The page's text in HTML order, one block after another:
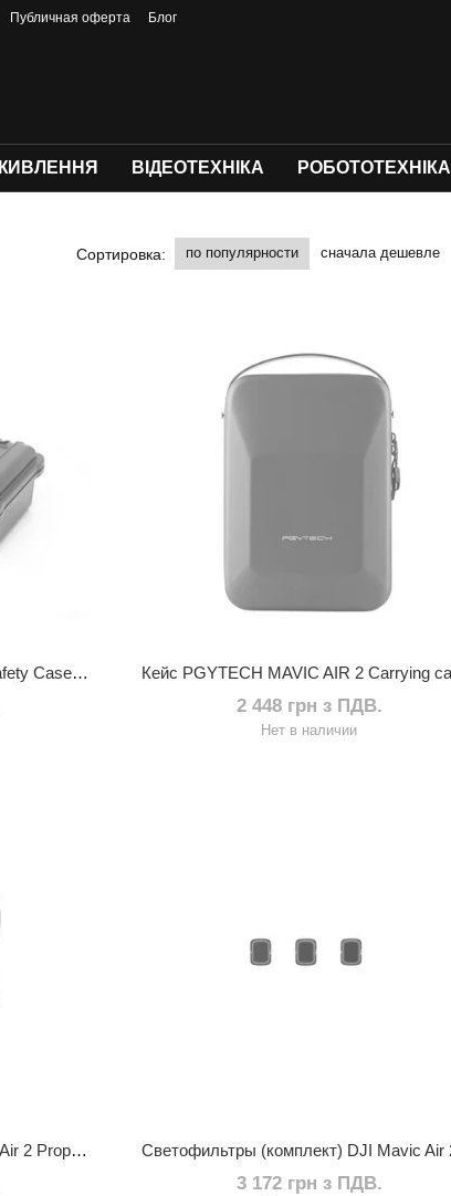
Публичная оферта Блог
ВІДЕОТЕХНІКА РОБОТОТЕХНІКА
Сортировка: по популярности сначала дешевле
Кейс PGYTECH MAVIC AIR 2 Safety Case (P-16A-037)
2 448 грн з ПДВ.
Нет в наличии
Защита пропеллеров DJI Mavic Air 2 Propeller Guard
3 172 грн з ПДВ.